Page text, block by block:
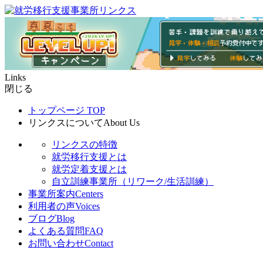
Links
閉じる
トップページ TOP
リンクスについてAbout Us
リンクスの特徴
就労移行支援とは
就労定着支援とは
自立訓練事業所（リワーク/生活訓練）
事業所案内Centers
利用者の声Voices
ブログBlog
よくある質問FAQ
お問い合わせContact